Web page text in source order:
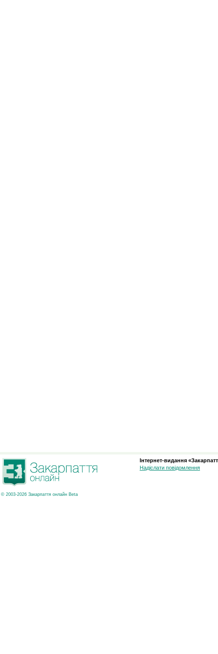
© 2003-2026 Закарпаття онлайн Beta
Інтернет-видання
Надіслати повідомлення